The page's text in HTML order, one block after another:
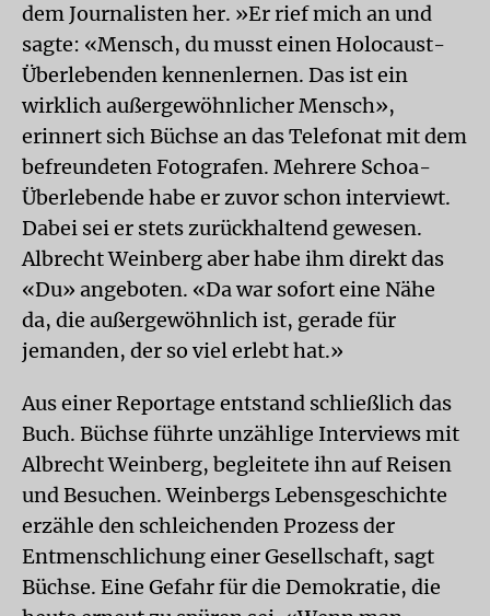
dem Journalisten her. »Er rief mich an und
sagte: «Mensch, du musst einen Holocaust-
Überlebenden kennenlernen. Das ist ein
wirklich außergewöhnlicher Mensch»,
erinnert sich Büchse an das Telefonat mit dem
befreundeten Fotografen. Mehrere Schoa-
Überlebende habe er zuvor schon interviewt.
Dabei sei er stets zurückhaltend gewesen.
Albrecht Weinberg aber habe ihm direkt das
«Du» angeboten. «Da war sofort eine Nähe
da, die außergewöhnlich ist, gerade für
jemanden, der so viel erlebt hat.»
Aus einer Reportage entstand schließlich das
Buch. Büchse führte unzählige Interviews mit
Albrecht Weinberg, begleitete ihn auf Reisen
und Besuchen. Weinbergs Lebensgeschichte
erzähle den schleichenden Prozess der
Entmenschlichung einer Gesellschaft, sagt
Büchse. Eine Gefahr für die Demokratie, die